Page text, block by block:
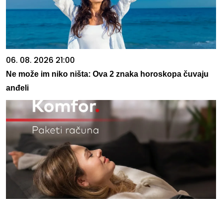
06. 08. 2026 21:00
Ne može im niko ništa: Ova 2 znaka horoskopa čuvaju
anđeli